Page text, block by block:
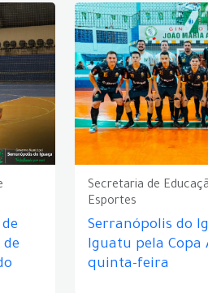
Secretaria de
Esportes
Serranópolis do
Iguatu pela Copa
quinta-feira